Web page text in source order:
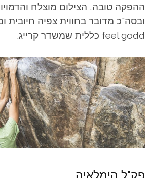
ההפקה טובה, הצילום מוצלח
ובסה"כ מדובר בחווית צפיה
feel godd כללית שמשדר קרייג.